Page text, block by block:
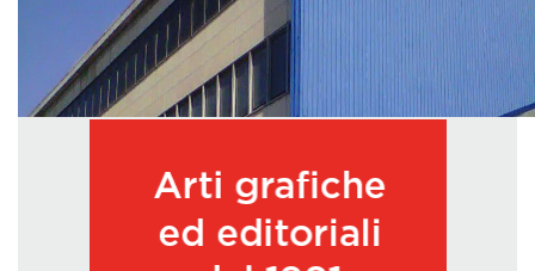
ECOINCENTRIAMOCI